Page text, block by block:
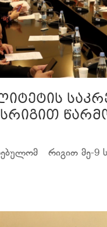
რიგით მე-